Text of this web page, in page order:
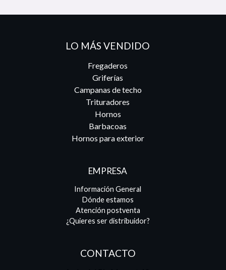
LO MÁS VENDIDO
Fregaderos
Griferías
Campanas de techo
Trituradores
Hornos
Barbacoas
Hornos para exterior
EMPRESA
Información General
Dónde estamos
Atención postventa
¿Quieres ser distribuidor?
CONTACTO